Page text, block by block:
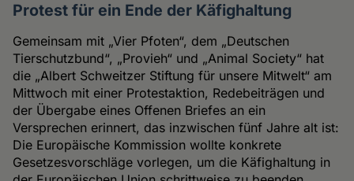
Protest für ein Ende der Käfighaltung
Gemeinsam mit „Vier Pfoten“, dem „Deutschen
Tierschutzbund“, „Provieh“ und „Animal Society“ hat
die „Albert Schweitzer Stiftung für unsere Mitwelt“ am
Mittwoch mit einer Protestaktion, Redebeiträgen und
der Übergabe eines Offenen Briefes an ein
Versprechen erinnert, das inzwischen fünf Jahre alt ist:
Die Europäische Kommission wollte konkrete
Gesetzesvorschläge vorlegen, um die Käfighaltung in